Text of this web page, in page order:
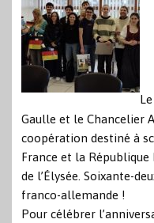
Gaulle et le Chancelier
coopération destiné à
France et la République
de l’Élysée. Soixante-
franco-allemande !
Pour célébrer